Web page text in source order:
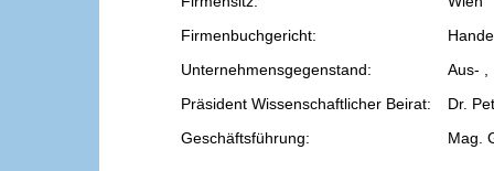
Firmenbuchgericht:
Unternehmensgegenstand:
Aus- ,
Präsident Wissenschaftlicher Beirat:
Dr.
Geschäftsführung:
Mag.